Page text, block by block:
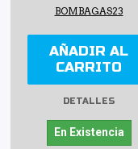
BOMBAGAS23
AÑADIR AL
CARRITO
DETALLES
En Existencia